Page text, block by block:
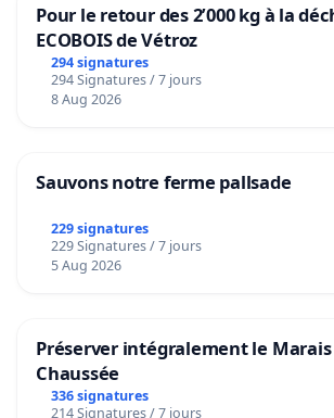
Pour le retour des 2’000 kg à la
ECOBOIS de Vétroz
294 signatures
294 Signatures / 7 jours
8 Aug 2026
Sauvons notre ferme pallsade
229 signatures
229 Signatures / 7 jours
5 Aug 2026
Préserver intégralement le Marais
Chaussée
336 signatures
214 Signatures / 7 jours